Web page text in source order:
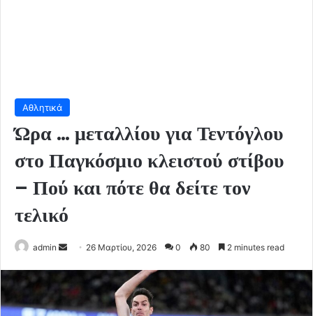
Αθλητικά
Ώρα … μεταλλίου για Τεντόγλου
στο Παγκόσμιο κλειστού στίβου
– Πού και πότε θα δείτε τον
τελικό
admin
Send 26 Μαρτίου, 2026 0 80 2 minutes read